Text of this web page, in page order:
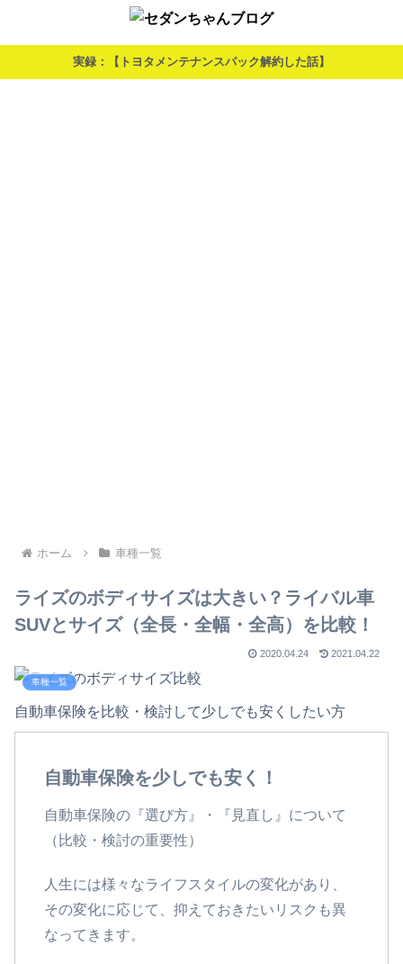
実録：【トヨタメンテナンスパック解約した話】
ホーム 車種一覧
ライズのボディサイズは大きい？ライバル車
SUVとサイズ（全長・全幅・全高）を比較！
2020.04.24 2021.04.22
車種一覧
自動車保険を比較・検討して少しでも安くしたい方
自動車保険を少しでも安く！
自動車保険の『選び方』・『見直し』について
（比較・検討の重要性）
人生には様々なライフスタイルの変化があり、
その変化に応じて、抑えておきたいリスクも異
なってきます。